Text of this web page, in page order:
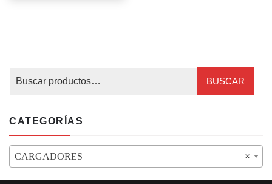
BUSCAR
CATEGORÍAS
×
CARGADORES